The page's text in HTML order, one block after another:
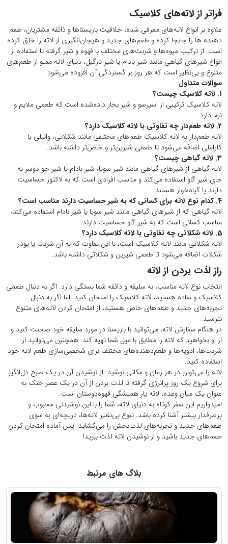
فراتر از لاته‌های کلاسیک
علاوه بر انواع لاته‌های معرفی شده، خلاقیت باریستاها و ذائقه مشتریان، طعم
دهنده ها را جابجا کرده و طعم‌های جدید و هیجان‌انگیزی از لاته را خلق کرده
است. از ترکیب میوه‌ها و شربت‌های مختلف با قهوه و شیر گرفته تا استفاده از
انواع شیرهای گیاهی مانند شیر بادام یا شیر نارگیل، دنیای لاته مملو از طعم‌های
متنوع و بی‌نظیر است که هر روز بر گستردگی آن افزوده می‌شود.
سوالات متداول
1. لاته کلاسیک چیست؟
لاته کلاسیک ترکیبی از اسپرسو و شیر بخار داده‌شده است که طعمی ملایم و
نرم دارد.
2. لاته طعم‌دار چه تفاوتی با لاته کلاسیک دارد؟
لاته طعم‌دار به لاته کلاسیک طعم‌های مختلفی مانند شکلاتی، وانیلی یا
کاراملی اضافه می‌شود تا طعمی شیرین‌تر و خاص‌تر داشته باشد.
3. لاته گیاهی چیست؟
لاته گیاهی از شیرهای گیاهی مانند شیر سویا، شیر بادام یا شیر جو دوسر به
جای شیر گاو استفاده می‌کند و مناسب افرادی است که به لاکتوز حساسیت
دارند یا گیاه‌خوار هستند.
4. کدام نوع لاته برای کسانی که به شیر حساسیت دارند مناسب است؟
لاته گیاهی که از شیرهای گیاهی مانند شیر سویا یا شیر بادام استفاده می‌کند،
مناسب کسانی است که به شیر گاو حساسیت دارند.
5. لاته شکلاتی چه تفاوتی با لاته کلاسیک دارد؟
لاته شکلاتی مانند لاته کلاسیک است، با این تفاوت که به آن شربت یا پودر
شکلات اضافه می‌شود تا طعمی شیرین و شکلاتی داشته باشد.
راز لذت بردن از لاته
انتخاب نوع لاته مناسب، به سلیقه و ذائقه شما بستگی دارد. اگر به دنبال طعمی
کلاسیک و ساده هستید، لاته کلاسیک را امتحان کنید. اما اگر به دنبال
تجربه‌های جدید و طعم‌های خاص هستید، از امتحان کردن لاته‌های متنوع
نترسید.
در هنگام سفارش لاته، می‌توانید با باریستا در مورد سلیقه خود صحبت کنید و
از او بخواهید که لاته را مطابق با میل شما تهیه کند. همچنین می‌توانید از
شربت‌ها، ادویه‌ها و طعم‌دهنده‌های مختلف برای شخصی‌سازی طعم لاته خود
استفاده کنید.
لاته را می‌توان در هر زمان و مکانی نوشید. از نوشیدن آن در یک صبح دل‌انگیز
برای شروع یک روز پرانرژی گرفته تا لذت بردن از آن در یک عصر خنک به
عنوان یک میان وعده، لاته یار همیشگی قهوه‌دوستان است.
امیدواریم این سفر کوتاه به دنیای لاته، شما را با این نوشیدنی محبوب و
پرطرفدار بیشتر آشنا کرده باشد. تنوع بی‌نظیر لاته‌ها، دریچه‌ای به سوی
طعم‌های جدید و تجربه‌های لذت‌بخش را می‌گشاید. پس آماده امتحان کردن
طعم‌های جدید باشید و از نوشیدن لاته لذت ببرید!
بلاگ های مرتبط